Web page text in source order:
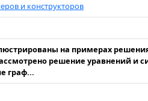
и конструкторов
на примерах
решение уравнений и
граф...